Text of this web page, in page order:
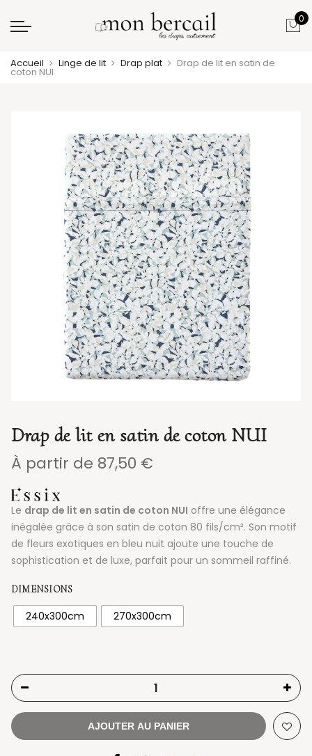
0
Accueil Linge de lit Drap plat Drap de lit en satin de
coton NUI
Drap de lit en satin de coton NUI
À partir de 87,50 €
Le drap de lit en satin de coton NUI offre une élégance
inégalée grâce à son satin de coton 80 fils/cm². Son motif
de fleurs exotiques en bleu nuit ajoute une touche de
sophistication et de luxe, parfait pour un sommeil raffiné.
DIMENSIONS
240x300cm 270x300cm
AJOUTER AU PANIER